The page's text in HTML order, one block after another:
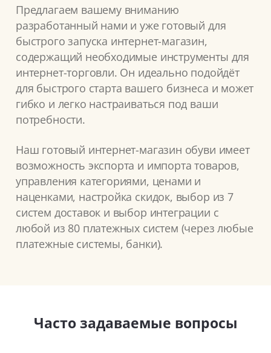
Предлагаем вашему вниманию
разработанный нами и уже готовый для
быстрого запуска интернет-магазин,
содержащий необходимые инструменты для
интернет-торговли. Он идеально подойдёт
для быстрого старта вашего бизнеса и может
гибко и легко настраиваться под ваши
потребности.
Наш готовый интернет-магазин обуви имеет
возможность экспорта и импорта товаров,
управления категориями, ценами и
наценками, настройка скидок, выбор из 7
систем доставок и выбор интеграции с
любой из 80 платежных систем (через любые
платежные системы, банки).
Часто задаваемые вопросы